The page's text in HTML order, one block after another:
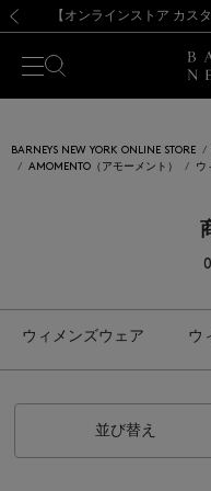
【夏季休業に伴う出
熊本県を中心とした地震
【開催中】
【夏季休業に伴う出
BARNEYS NEW YORK ONLINE STORE
AMOMENTO（アモーメント）
ウ
ウィメンズウェア ウ
並び替え